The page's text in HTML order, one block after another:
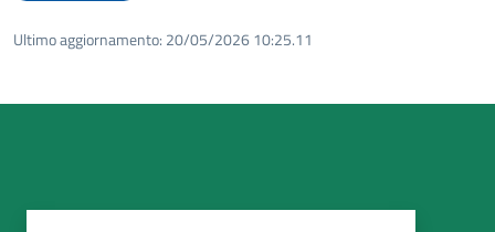
Ultimo aggiornamento: 20/05/2026 10:25.11